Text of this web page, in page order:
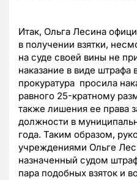
Итак, Ольга Лесина
в получении взятки,
на суде своей вины не
наказание в виде штрафа
прокуратура просила
равного 25-кратному
также лишения ее права
должности в
года. Таким образом,
учреждениями Ольге
назначенный судом
пара подобных взяток и